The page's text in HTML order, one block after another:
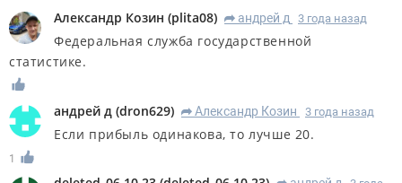
Александр Козин (plita08) R андрей д 3 года назад
Федеральная служба государственной
статистике.
андрей д (dron629) R Александр Козин 3 года назад
Если прибыль одинакова, то лучше 20.
1